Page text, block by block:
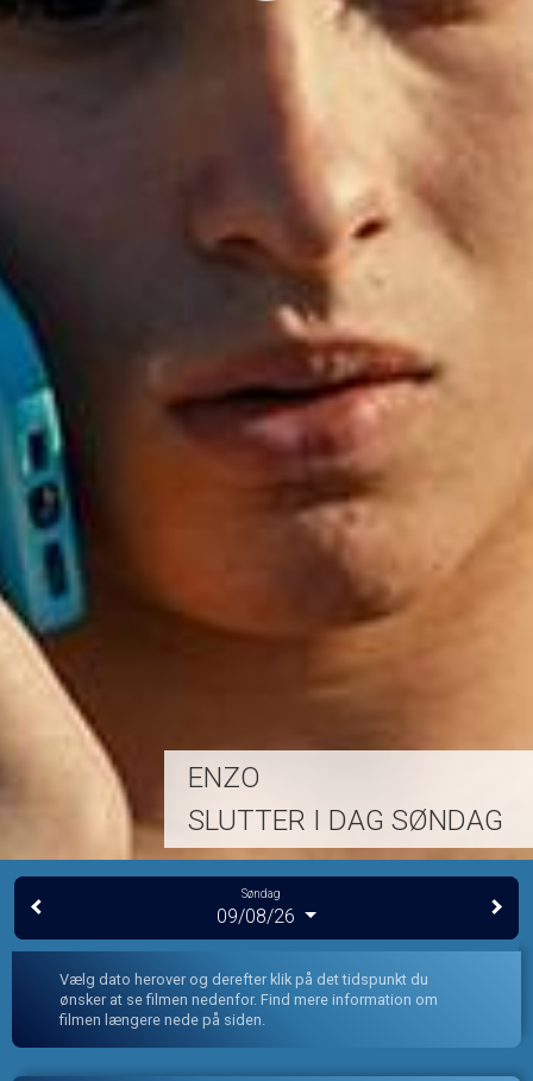
ENZO
SLUTTER I DAG SØNDAG
Søndag
09/08/26
Vælg dato herover og derefter klik på det tidspunkt du
ønsker at se filmen nedenfor. Find mere information om
filmen længere nede på siden.